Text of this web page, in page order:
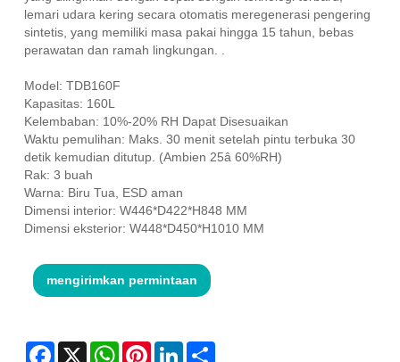
lemari udara kering secara otomatis meregenerasi pengering
sintetis, yang memiliki masa pakai hingga 15 tahun, bebas
perawatan dan ramah lingkungan. .
Model: TDB160F
Kapasitas: 160L
Kelembaban: 10%-20% RH Dapat Disesuaikan
Waktu pemulihan: Maks. 30 menit setelah pintu terbuka 30
detik kemudian ditutup. (Ambien 25â 60%RH)
Rak: 3 buah
Warna: Biru Tua, ESD aman
Dimensi interior: W446*D422*H848 MM
Dimensi eksterior: W448*D450*H1010 MM
mengirimkan permintaan
Facebook
X WhatsAppPinterestLinkedIn